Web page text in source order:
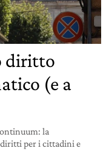
diritto
(e a
la
diritti per i cittadini e